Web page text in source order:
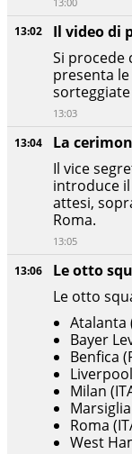
13:06
Le otto
Le otto
Atalanta
Bayer
Benfica
Milan
Marsiglia
Roma
West
13:04
La
Il vice
introduce
attesi,
Roma.
13:05
13:02
Il video di
Si procede
presenta
13:03